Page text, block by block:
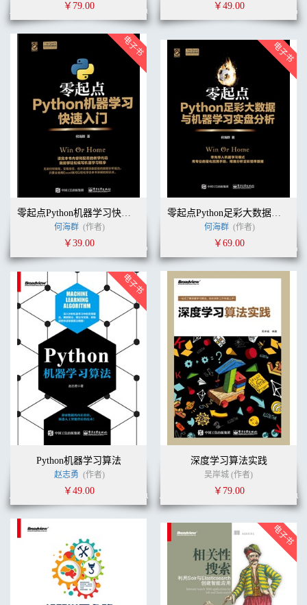
￥79.00 ￥49.00
零起点Python机器学习快速入门
何海群 (作者)
￥39.00
零起点Python足彩大数据与机器学习实盘分析
何海群 (作者)
￥69.00
Python机器学习算法
赵志勇 (作者)
￥49.00
深度学习算法实践
吴岸城 (作者)
￥79.00